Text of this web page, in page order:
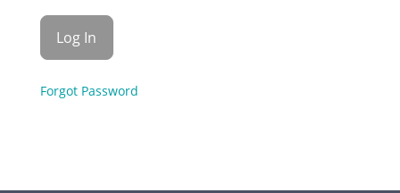
Forgot Password